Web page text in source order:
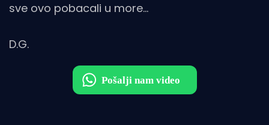
sve ovo pobacali u more…
D.G.